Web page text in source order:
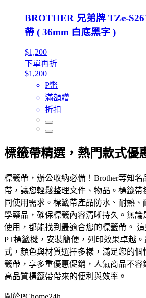
BROTHER 兄弟牌 TZe-
帶 ( 36mm 白底黑字 )
$1,200
下單再折
$1,200
P幣
滿額贈
折扣
標籤帶精選，熱門款式優
標籤帶，辦公收納必備！Brother等知
帶，讓您輕鬆整理文件、物品。標籤
同使用需求。標籤帶產品防水、耐熱
學藥品，確保標籤內容清晰持久。無論
使用，都能找到最適合您的標籤帶。
PT標籤機，安裝簡便，列印效果卓越
式，顏色與材質選擇多樣，滿足您的
籤帶，享多重優惠促銷，人氣商品不
高品質標籤帶帶來的便利與效率。